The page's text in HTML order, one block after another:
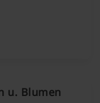
u. Blumen